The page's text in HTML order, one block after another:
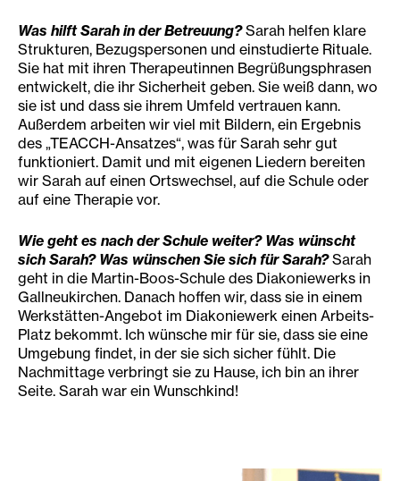
Was hilft Sarah in der Betreuung?Sarah helfen klare
Strukturen, Bezugspersonen und einstudierte Rituale.
Sie hat mit ihren Therapeutinnen Begrüßungsphrasen
entwickelt, die ihr Sicherheit geben. Sie weiß dann, wo
sie ist und dass sie ihrem Umfeld vertrauen kann.
Außerdem arbeiten wir viel mit Bildern, ein Ergebnis
des „TEACCH-Ansatzes“, was für Sarah sehr gut
funktioniert. Damit und mit eigenen Liedern bereiten
wir Sarah auf einen Ortswechsel, auf die Schule oder
auf eine Therapie vor.
Wie geht es nach der Schule weiter? Was wünscht
sich Sarah? Was wünschen Sie sich für Sarah?Sarah
geht in die Martin-Boos-Schule des Diakoniewerks in
Gallneukirchen. Danach hoffen wir, dass sie in einem
Werkstätten-Angebot im Diakoniewerk einen Arbeits-
Platz bekommt. Ich wünsche mir für sie, dass sie eine
Umgebung findet, in der sie sich sicher fühlt. Die
Nachmittage verbringt sie zu Hause, ich bin an ihrer
Seite. Sarah war ein Wunschkind!